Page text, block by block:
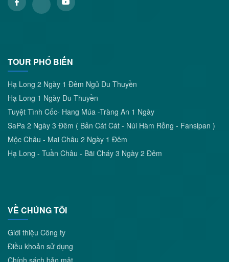
TOUR PHỔ BIẾN
Hạ Long 2 Ngày 1 Đêm Ngủ Du Thuyền
Hạ Long 1 Ngày Du Thuyền
Tuyệt Tình Cốc- Hang Múa -Tràng An 1 Ngày
SaPa 2 Ngày 3 Đêm ( Bản Cát Cát - Núi Hàm Rồng - Fansipan )
Mộc Châu - Mai Châu 2 Ngày 1 Đêm
Hạ Long - Tuần Châu - Bãi Cháy 3 Ngày 2 Đêm
VỀ CHÚNG TÔI
Giới thiệu Công ty
Điều khoản sử dụng
Chính sách bảo mật